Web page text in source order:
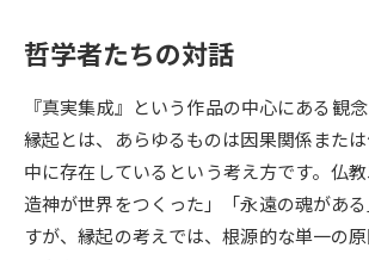
新学年スタート号特集ページ
SELFBRAND特集ページ
オープンキャンパスなどを調べる
哲学者たちの対話
『真実集成』という作品の中心にある観
縁起とは、あらゆるものは因果関係また
中に存在しているという考え方です。仏
造神が世界をつくった」「永遠の魂があ
すが、縁起の考えでは、根源的な単一の